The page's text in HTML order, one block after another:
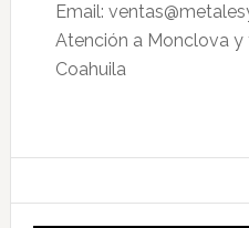
Email:
Atención a Monclova
Coahuila
Sidebar